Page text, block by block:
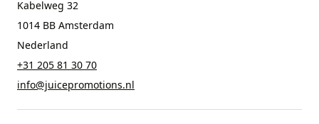
Kabelweg 32
1014 BB Amsterdam
Nederland
+31 205 81 30 70
info@juicepromotions.nl